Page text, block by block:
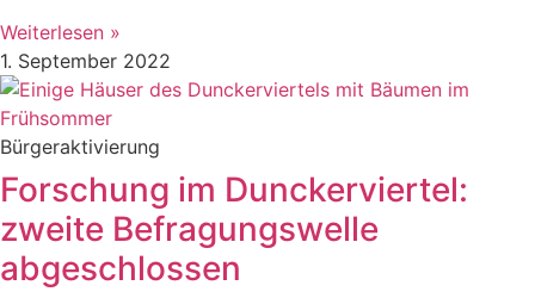
Weiterlesen »
1. September 2022
Bürgeraktivierung
Forschung im Dunckerviertel:
zweite Befragungswelle
abgeschlossen